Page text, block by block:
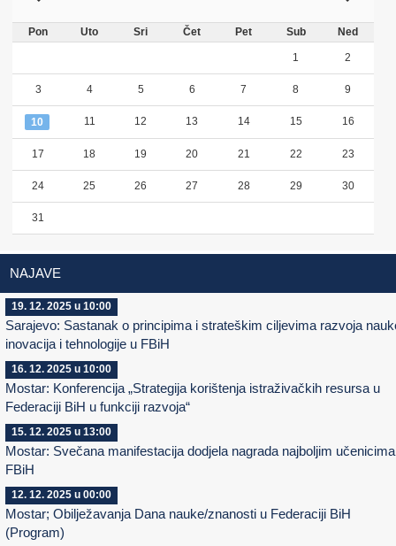
Pon Uto Sri Čet Pet Sub Ned
1 2
3 4 5 6 7 8 9
10 11 12 13 14 15 16
17 18 19 20 21 22 23
24 25 26 27 28 29 30
31
NAJAVE
19. 12. 2025 u 10:00
Sarajevo: Sastanak o principima i strateškim ciljevima razvoja
inovacija i tehnologije u FBiH
16. 12. 2025 u 10:00
Mostar: Konferencija „Strategija korištenja istraživačkih resursa u
Federaciji BiH u funkciji razvoja“
15. 12. 2025 u 13:00
Mostar: Svečana manifestacija dodjela nagrada najboljim
FBiH
12. 12. 2025 u 00:00
Mostar; Obilježavanja Dana nauke/znanosti u Federaciji BiH
(Program)